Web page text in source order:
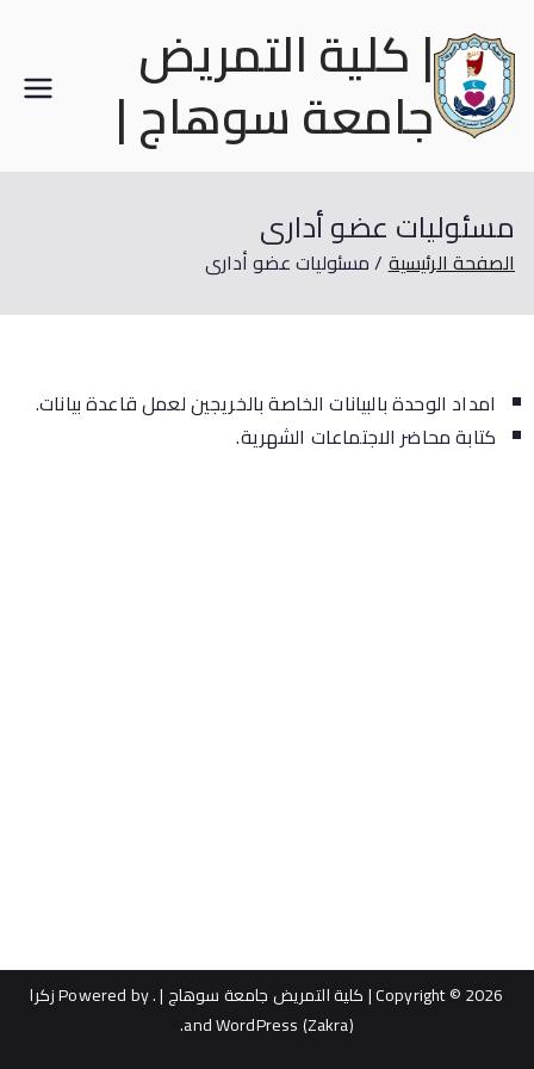
| كلية التمريض
جامعة سوهاج |
مسئوليات عضو أدارى
الصفحة الرئيسية مسئوليات عضو أدارى
امداد الوحدة بالبيانات الخاصة بالخريجين لعمل قاعدة بيانات.
كتابة محاضر الاجتماعات الشهرية.
Copyright © 2026| كلية التمريض جامعة سوهاج |. Powered by
زكرا
(Zakra)
WordPress
.